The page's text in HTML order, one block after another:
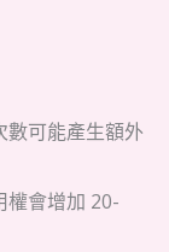
數可能產生額外
權會增加 20-